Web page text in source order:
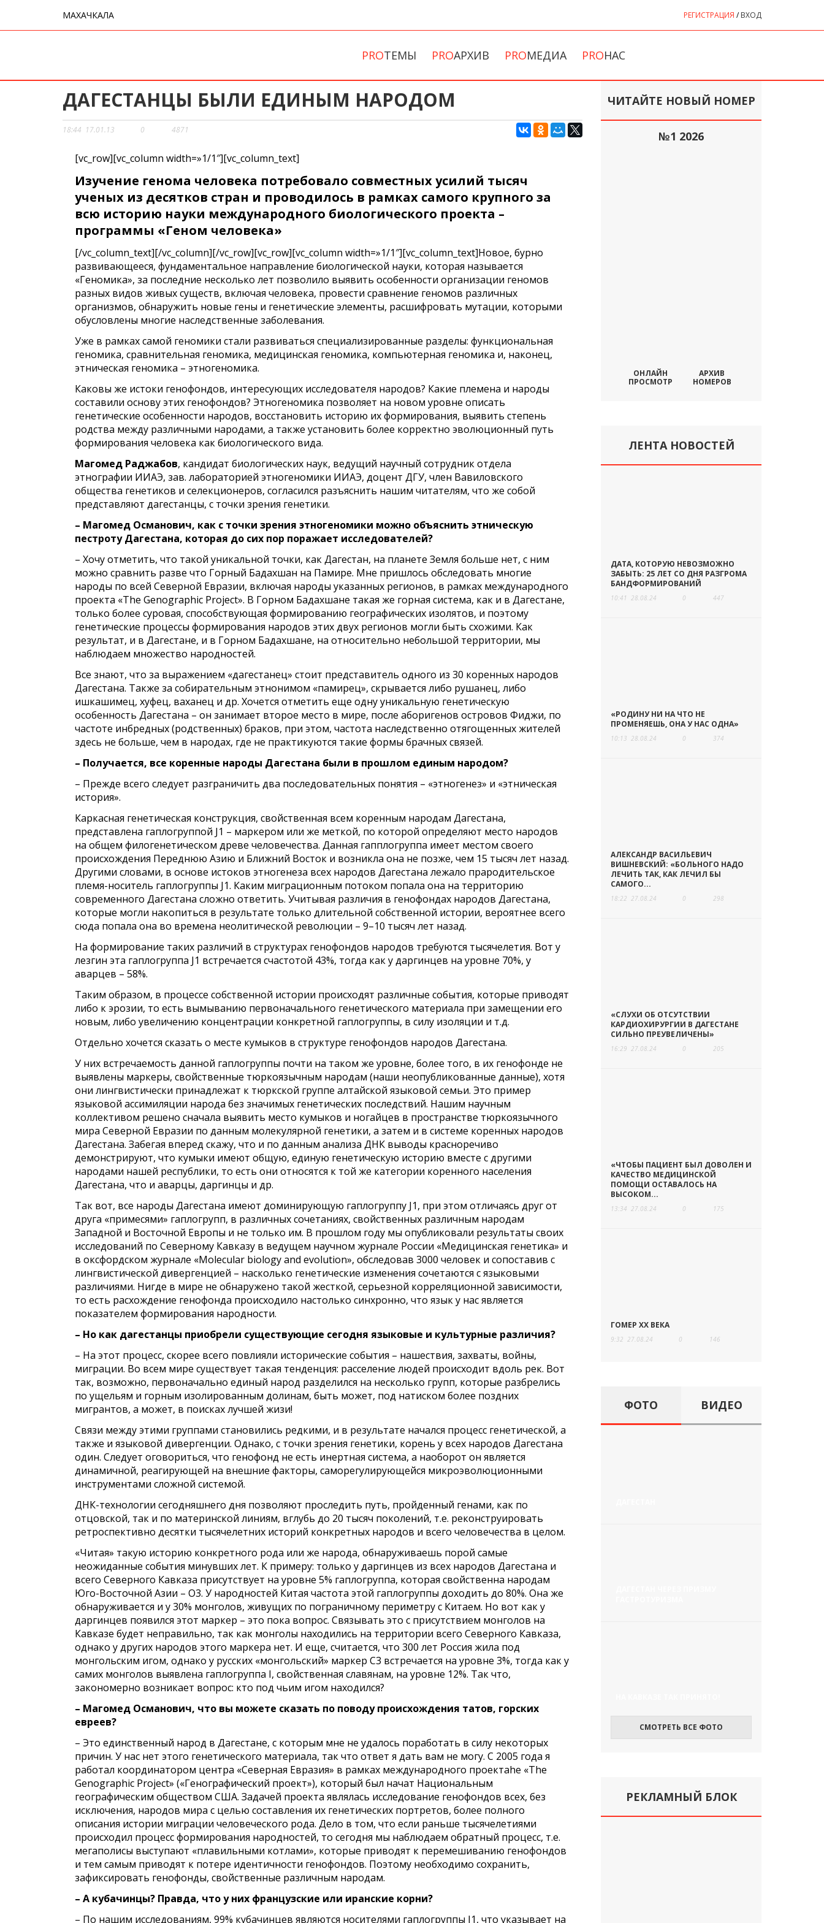
МАХАЧКАЛА РЕГИСТРАЦИЯ /ВХОД
PROТЕМЫ PROАРХИВ PROМЕДИА PROНАС
ДАГЕСТАНЦЫ БЫЛИ ЕДИНЫМ НАРОДОМ
18:44 17.01.13 0 4871
[vc_row][vc_column width=»1/1″][vc_column_text]
Изучение генома человека потребовало совместных усилий тысяч
ученых из десятков стран и проводилось в рамках самого крупного за
всю историю науки международного биологического проекта –
программы «Геном человека»
[/vc_column_text][/vc_column][/vc_row][vc_row][vc_column width=»1/1″][vc_column_text]Новое, бурно
развивающееся, фундаментальное направление биологической науки, которая называется
«Геномика», за последние несколько лет позволило выявить особенности организации геномов
разных видов живых существ, включая человека, провести сравнение геномов различных
организмов, обнаружить новые гены и генетические элементы, расшифровать мутации, которыми
обусловлены многие наследственные заболевания.
Уже в рамках самой геномики стали развиваться специализированные разделы: функциональная
геномика, сравнительная геномика, медицинская геномика, компьютерная геномика и, наконец,
этническая геномика – этногеномика.
Каковы же истоки генофондов, интересующих исследователя народов? Какие племена и народы
составили основу этих генофондов? Этногеномика позволяет на новом уровне описать
генетические особенности народов, восстановить историю их формирования, выявить степень
родства между различными народами, а также установить более корректно эволюционный путь
формирования человека как биологического вида.
Магомед Раджабов, кандидат биологических наук, ведущий научный сотрудник отдела
этнографии ИИАЭ, зав. лабораторией этногеномики ИИАЭ, доцент ДГУ, член Вавиловского
общества генетиков и селекционеров, согласился разъяснить нашим читателям, что же собой
представляют дагестанцы, с точки зрения генетики.
– Магомед Османович, как с точки зрения этногеномики можно объяснить этническую
пестроту Дагестана, которая до сих пор поражает исследователей?
– Хочу отметить, что такой уникальной точки, как Дагестан, на планете Земля больше нет, с ним
можно сравнить разве что Горный Бадахшан на Памире. Мне пришлось обследовать многие
народы по всей Северной Евразии, включая народы указанных регионов, в рамках международного
проекта «The Genographic Project». В Горном Бадахшане такая же горная система, как и в Дагестане,
только более суровая, способствующая формированию географических изолятов, и поэтому
генетические процессы формирования народов этих двух регионов могли быть схожими. Как
результат, и в Дагестане, и в Горном Бадахшане, на относительно небольшой территории, мы
наблюдаем множество народностей.
Все знают, что за выражением «дагестанец» стоит представитель одного из 30 коренных народов
Дагестана. Также за собирательным этнонимом «памирец», скрывается либо рушанец, либо
ишкашимец, хуфец, ваханец и др. Хочется отметить еще одну уникальную генетическую
особенность Дагестана – он занимает второе место в мире, после аборигенов островов Фиджи, по
частоте инбредных (родственных) браков, при этом, частота наследственно отягощенных жителей
здесь не больше, чем в народах, где не практикуются такие формы брачных связей.
– Получается, все коренные народы Дагестана были в прошлом единым народом?
– Прежде всего следует разграничить два последовательных понятия – «этногенез» и «этническая
история».
Каркасная генетическая конструкция, свойственная всем коренным народам Дагестана,
представлена гаплогруппой J1 – маркером или же меткой, по которой определяют место народов
на общем филогенетическом древе человечества. Данная гапплогруппа имеет местом своего
происхождения Переднюю Азию и Ближний Восток и возникла она не позже, чем 15 тысяч лет назад.
Другими словами, в основе истоков этногенеза всех народов Дагестана лежало прародительское
племя-носитель гаплогруппы J1. Каким миграционным потоком попала она на территорию
современного Дагестана сложно ответить. Учитывая различия в генофондах народов Дагестана,
которые могли накопиться в результате только длительной собственной истории, вероятнее всего
сюда попала она во времена неолитической революции – 9–10 тысяч лет назад.
На формирование таких различий в структурах генофондов народов требуются тысячелетия. Вот у
лезгин эта гаплогруппа J1 встречается счастотой 43%, тогда как у даргинцев на уровне 70%, у
аварцев – 58%.
Таким образом, в процессе собственной истории происходят различные события, которые приводят
либо к эрозии, то есть вымыванию первоначального генетического материала при замещении его
новым, либо увеличению концентрации конкретной гаплогруппы, в силу изоляции и т.д.
Отдельно хочется сказать о месте кумыков в структуре генофондов народов Дагестана.
У них встречаемость данной гаплогруппы почти на таком же уровне, более того, в их генофонде не
выявлены маркеры, свойственные тюркоязычным народам (наши неопубликованные данные), хотя
они лингвистически принадлежат к тюркской группе алтайской языковой семьи. Это пример
языковой ассимиляции народа без значимых генетических последствий. Нашим научным
коллективом решено сначала выявить место кумыков и ногайцев в пространстве тюркоязычного
мира Северной Евразии по данным молекулярной генетики, а затем и в системе коренных народов
Дагестана. Забегая вперед скажу, что и по данным анализа ДНК выводы красноречиво
демонстрируют, что кумыки имеют общую, единую генетическую историю вместе с другими
народами нашей республики, то есть они относятся к той же категории коренного населения
Дагестана, что и аварцы, даргинцы и др.
Так вот, все народы Дагестана имеют доминирующую гаплогруппу J1, при этом отличаясь друг от
друга «примесями» гаплогрупп, в различных сочетаниях, свойственных различным народам
Западной и Восточной Европы и не только им. В прошлом году мы опубликовали результаты своих
исследований по Северному Кавказу в ведущем научном журнале России «Медицинская генетика» и
в оксфордском журнале «Molecular biology and evolution», обследовав 3000 человек и сопоставив с
лингвистической дивергенцией – насколько генетические изменения сочетаются с языковыми
различиями. Нигде в мире не обнаружено такой жесткой, серьезной корреляционной зависимости,
то есть расхождение генофонда происходило настолько синхронно, что язык у нас является
показателем формирования народности.
– Но как дагестанцы приобрели существующие сегодня языковые и культурные различия?
– На этот процесс, скорее всего повлияли исторические события – нашествия, захваты, войны,
миграции. Во всем мире существует такая тенденция: расселение людей происходит вдоль рек. Вот
так, возможно, первоначально единый народ разделился на несколько групп, которые разбрелись
по ущельям и горным изолированным долинам, быть может, под натиском более поздних
мигрантов, а может, в поисках лучшей жизи!
Связи между этими группами становились редкими, и в результате начался процесс генетической, а
также и языковой дивергенции. Однако, с точки зрения генетики, корень у всех народов Дагестана
один. Следует оговориться, что генофонд не есть инертная система, а наоборот он является
динамичной, реагирующей на внешние факторы, саморегулирующейся микроэволюционными
инструментами сложной системой.
ДНК-технологии сегодняшнего дня позволяют проследить путь, пройденный генами, как по
отцовской, так и по материнской линиям, вглубь до 20 тысяч поколений, т.е. реконструировать
ретроспективно десятки тысячелетних историй конкретных народов и всего человечества в целом.
«Читая» такую историю конкретного рода или же народа, обнаруживаешь порой самые
неожиданные события минувших лет. К примеру: только у даргинцев из всех народов Дагестана и
всего Северного Кавказа присутствует на уровне 5% гаплогруппа, которая свойственна народам
Юго-Восточной Азии – О3. У народностей Китая частота этой гаплогруппы доходить до 80%. Она же
обнаруживается и у 30% монголов, живущих по пограничному периметру с Китаем. Но вот как у
даргинцев появился этот маркер – это пока вопрос. Связывать это с присутствием монголов на
Кавказе будет неправильно, так как монголы находились на территории всего Северного Кавказа,
однако у других народов этого маркера нет. И еще, считается, что 300 лет Россия жила под
монгольским игом, однако у русских «монгольский» маркер С3 встречается на уровне 3%, тогда как у
самих монголов выявлена гаплогруппа I, свойственная славянам, на уровне 12%. Так что,
закономерно возникает вопрос: кто под чьим игом находился?
– Магомед Османович, что вы можете сказать по поводу происхождения татов, горских
евреев?
– Это единственный народ в Дагестане, с которым мне не удалось поработать в силу некоторых
причин. У нас нет этого генетического материала, так что ответ я дать вам не могу. С 2005 года я
работал координатором центра «Северная Евразия» в рамках международного проектаhe «The
Genographic Project» («Генографический проект»), который был начат Национальным
географическим обществом США. Задачей проекта являлась исследование генофондов всех, без
исключения, народов мира с целью составления их генетических портретов, более полного
описания истории миграции человеческого рода. Дело в том, что если раньше тысячелетиями
происходил процесс формирования народностей, то сегодня мы наблюдаем обратный процесс, т.е.
мегаполисы выступают «плавильными котлами», которые приводят к перемешиванию генофондов
и тем самым приводят к потере идентичности генофондов. Поэтому необходимо сохранить,
зафиксировать генофонды, свойственные различным народам.
– А кубачинцы? Правда, что у них французские или иранские корни?
– По нашим исследованиям, 99% кубачинцев являются носителями гаплогруппы J1, что указывает на
ЧИТАЙТЕ НОВЫЙ НОМЕР
№1 2026
ОНЛАЙН
ПРОСМОТР
АРХИВ
НОМЕРОВ
ЛЕНТА НОВОСТЕЙ
ДАТА, КОТОРУЮ НЕВОЗМОЖНО
ЗАБЫТЬ: 25 ЛЕТ СО ДНЯ РАЗГРОМА
БАНДФОРМИРОВАНИЙ
10:41 28.08.24 0 447
«РОДИНУ НИ НА ЧТО НЕ
ПРОМЕНЯЕШЬ, ОНА У НАС ОДНА»
10:13 28.08.24 0 374
АЛЕКСАНДР ВАСИЛЬЕВИЧ
ВИШНЕВСКИЙ: «БОЛЬНОГО НАДО
ЛЕЧИТЬ ТАК, КАК ЛЕЧИЛ БЫ
САМОГО...
18:22 27.08.24 0 298
«СЛУХИ ОБ ОТСУТСТВИИ
КАРДИОХИРУРГИИ В ДАГЕСТАНЕ
СИЛЬНО ПРЕУВЕЛИЧЕНЫ»
16:29 27.08.24 0 205
«ЧТОБЫ ПАЦИЕНТ БЫЛ ДОВОЛЕН И
КАЧЕСТВО МЕДИЦИНСКОЙ
ПОМОЩИ ОСТАВАЛОСЬ НА
ВЫСОКОМ...
13:34 27.08.24 0 175
ГОМЕР ХХ ВЕКА
9:32 27.08.24 0 146
ФОТО ВИДЕО
СМОТРЕТЬ ВСЕ ФОТО
РЕКЛАМНЫЙ БЛОК